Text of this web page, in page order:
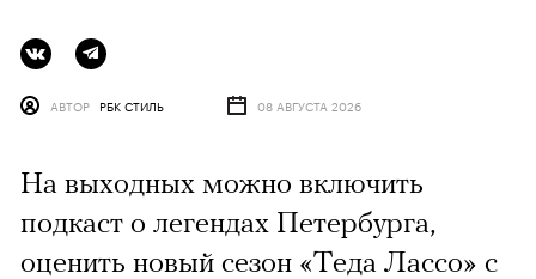
АВТОР РБК СТИЛЬ 08 АВГУСТА 2026
На выходных можно включить
подкаст о легендах Петербурга,
оценить новый сезон «Теда Лассо» с